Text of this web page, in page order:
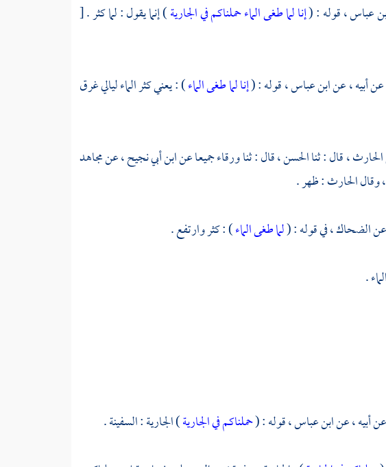
عباس ،قوله : (إنا لما طغى الماء حملناكم في الجارية) إنما يقول : لما كثر .[
أبيه ، عنابن عباس ،قوله : (إنا لما طغى الماء) : يعني كثر الماء ليالي غرق
الحارث ،قال : ثناالحسن ،قال : ثناورقاءجميعا عنابن أبي نجيح ،عنمجاهد
وقالالحارث: ظهر .
عنالضحاك ،في قوله : (لما طغى الماء) : كثر وارتفع .
.
أبيه ، عنابن عباس ،قوله : (حملناكم في الجارية) الجارية : السفينة .